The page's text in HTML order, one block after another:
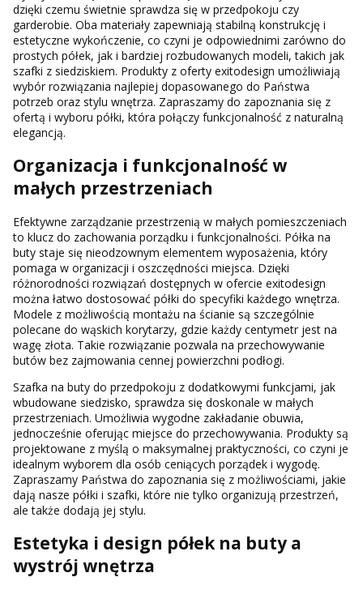
dzięki czemu świetnie sprawdza się w przedpokoju czy
garderobie. Oba materiały zapewniają stabilną konstrukcję i
estetyczne wykończenie, co czyni je odpowiednimi zarówno do
prostych półek, jak i bardziej rozbudowanych modeli, takich jak
szafki z siedziskiem. Produkty z oferty exitodesign umożliwiają
wybór rozwiązania najlepiej dopasowanego do Państwa
potrzeb oraz stylu wnętrza. Zapraszamy do zapoznania się z
ofertą i wyboru półki, która połączy funkcjonalność z naturalną
elegancją.
Organizacja i funkcjonalność w
małych przestrzeniach
Efektywne zarządzanie przestrzenią w małych pomieszczeniach
to klucz do zachowania porządku i funkcjonalności. Półka na
buty staje się nieodzownym elementem wyposażenia, który
pomaga w organizacji i oszczędności miejsca. Dzięki
różnorodności rozwiązań dostępnych w ofercie exitodesign
można łatwo dostosować półki do specyfiki każdego wnętrza.
Modele z możliwością montażu na ścianie są szczególnie
polecane do wąskich korytarzy, gdzie każdy centymetr jest na
wagę złota. Takie rozwiązanie pozwala na przechowywanie
butów bez zajmowania cennej powierzchni podłogi.
Szafka na buty do przedpokoju z dodatkowymi funkcjami, jak
wbudowane siedzisko, sprawdza się doskonale w małych
przestrzeniach. Umożliwia wygodne zakładanie obuwia,
jednocześnie oferując miejsce do przechowywania. Produkty są
projektowane z myślą o maksymalnej praktyczności, co czyni je
idealnym wyborem dla osób ceniących porządek i wygodę.
Zapraszamy Państwa do zapoznania się z możliwościami, jakie
dają nasze półki i szafki, które nie tylko organizują przestrzeń,
ale także dodają jej stylu.
Estetyka i design półek na buty a
wystrój wnętrza